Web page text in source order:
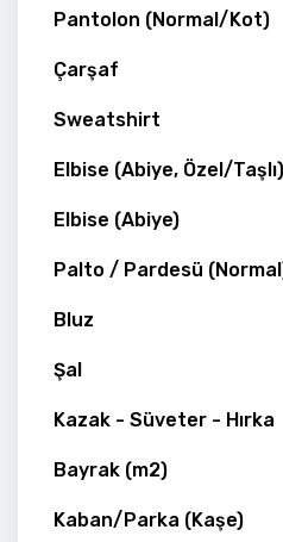
Pantolon (Normal/Kot)
Çarşaf
Sweatshirt
Elbise (Abiye, Özel/Taşlı)
Elbise (Abiye)
Palto / Pardesü
Bluz
Şal
Kazak - Süveter - Hırka
Bayrak (m2)
Kaban/Parka (Kaşe)